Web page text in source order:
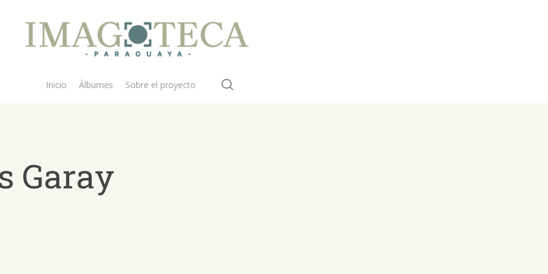
Inicio Álbumes Sobre el proyecto
Garay